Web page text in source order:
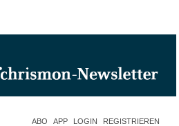
ABO APP LOGIN REGISTRIEREN